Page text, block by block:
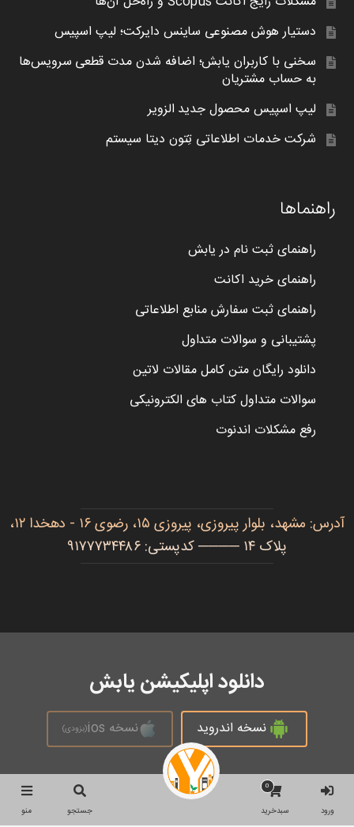
دستیار هوش مصنوعی ساینس دایرکت؛ لیپ اسپیس
سخنی با کاربران یابش؛ اضافه شدن مدت قطعی سرویس‌ها
به حساب مشتریان
لیپ اسپیس محصول جدید الزویر
شرکت خدمات اطلاعاتی تِتون دیتا سیستم
راهنماها
راهنمای ثبت نام در یابش
راهنمای خرید اکانت
راهنمای ثبت سفارش منابع اطلاعاتی
پشتیبانی و سوالات متداول
دانلود رایگان متن کامل مقالات لاتین
سوالات متداول کتاب های الکترونیکی
رفع مشکلات اندنوت
ورود
0
سبدخرید جستجو منو
آدرس: مشهد، بلوار پیروزی، پیروزی ۱۵، رضوی ۱۶ - دهخدا ۱۲،
پلاک ۱۴ ──── کدپستی: ۹۱۷۷۷۳۴۴۸۶
دانلود اپلیکیشن یابش
نسخه اندروید نسخه ios (بزودی)
تمام حقوق محفوظ است © 2026